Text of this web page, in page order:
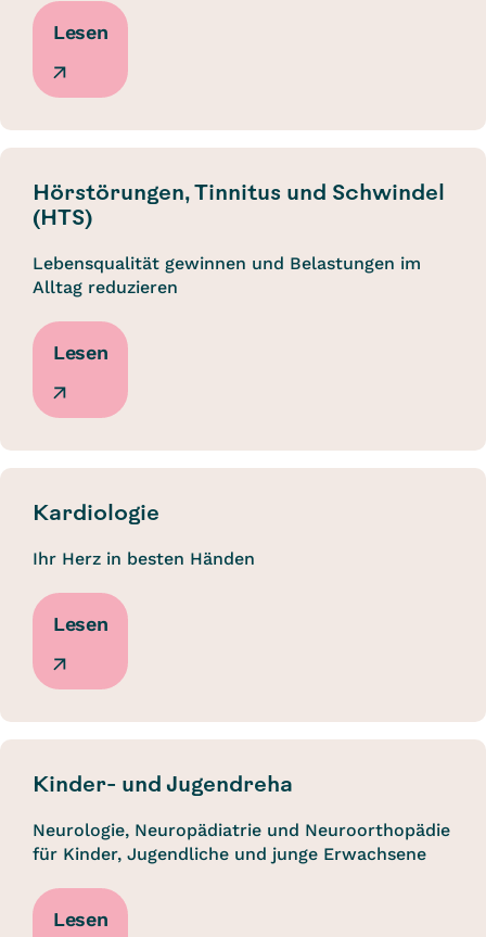
Lesen
Hörstörungen, Tinnitus und Schwindel
(HTS)
Lebensqualität gewinnen und Belastungen im
Alltag reduzieren
Lesen
Kardiologie
Ihr Herz in besten Händen
Lesen
Kinder- und Jugendreha
Neurologie, Neuropädiatrie und Neuroorthopädie
für Kinder, Jugendliche und junge Erwachsene
Lesen